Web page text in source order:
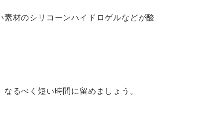
材のシリコーンハイドロゲルなどが酸
るべく短い時間に留めましょう。